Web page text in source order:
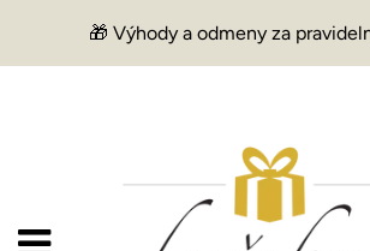
🎁 Výhody a odmeny za
Menu